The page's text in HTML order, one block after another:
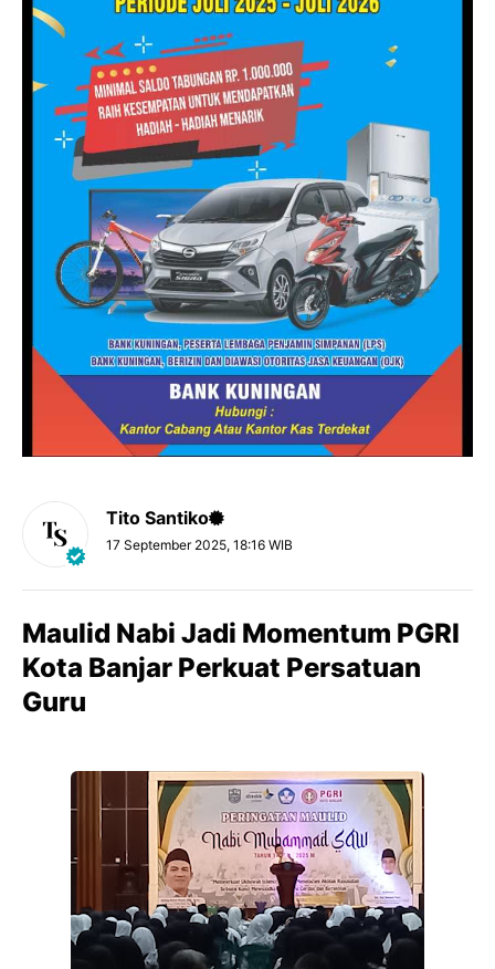
Tito Santiko
17 September 2025, 18:16 WIB
Maulid Nabi Jadi Momentum PGRI
Kota Banjar Perkuat Persatuan
Guru